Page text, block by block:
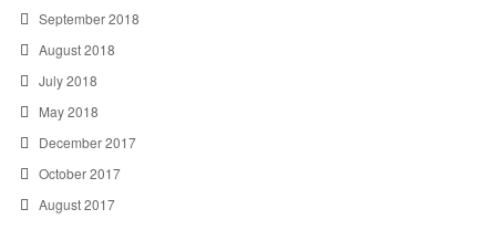
September 2018
August 2018
July 2018
May 2018
December 2017
October 2017
August 2017